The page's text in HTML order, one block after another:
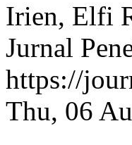
Irien, Elfi
Jurnal
https://
Thu, 06